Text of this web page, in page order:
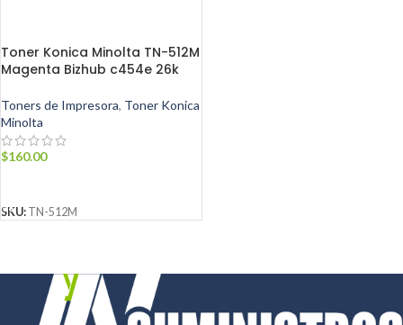
Toner Konica Minolta TN-512M
Magenta Bizhub c454e 26k
Toners de Impresora, Toner Konica
Minolta
$160.00
SKU: TN-512M